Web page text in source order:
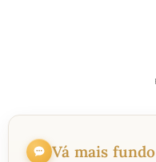
Vá mais fundo